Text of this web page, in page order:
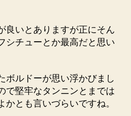
良いとありますが正にそん
シチューとか最高だと思い
ボルドーが思い浮かびまし
で堅牢なタンニンとまでは
かとも言いづらいですね。